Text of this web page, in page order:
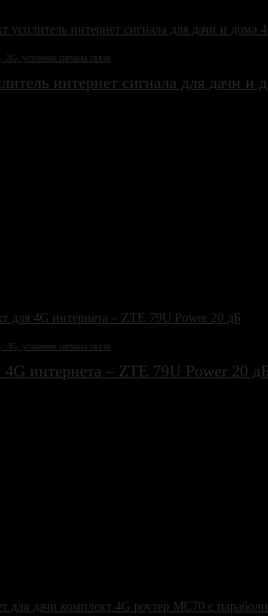
3G, усиление сигнала связи
интернет сигнала для дачи
3G, усиление сигнала связи
4G интернета – ZTE 79U Power 20 дБ